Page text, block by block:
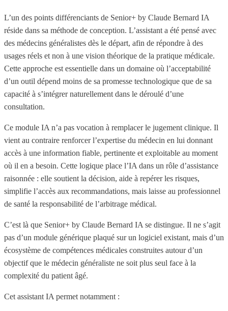
L’un des points différenciants de Senior+ by Claude Bernard IA
réside dans sa méthode de conception. L’assistant a été pensé avec
des médecins généralistes dès le départ, afin de répondre à des
usages réels et non à une vision théorique de la pratique médicale.
Cette approche est essentielle dans un domaine où l’acceptabilité
d’un outil dépend moins de sa promesse technologique que de sa
capacité à s’intégrer naturellement dans le déroulé d’une
consultation.
Ce module IA n’a pas vocation à remplacer le jugement clinique. Il
vient au contraire renforcer l’expertise du médecin en lui donnant
accès à une information fiable, pertinente et exploitable au moment
où il en a besoin. Cette logique place l’IA dans un rôle d’assistance
raisonnée : elle soutient la décision, aide à repérer les risques,
simplifie l’accès aux recommandations, mais laisse au professionnel
de santé la responsabilité de l’arbitrage médical.
C’est là que Senior+ by Claude Bernard IA se distingue. Il ne s’agit
pas d’un module générique plaqué sur un logiciel existant, mais d’un
écosystème de compétences médicales construites autour d’un
objectif que le médecin généraliste ne soit plus seul face à la
complexité du patient âgé.
Cet assistant IA permet notamment :